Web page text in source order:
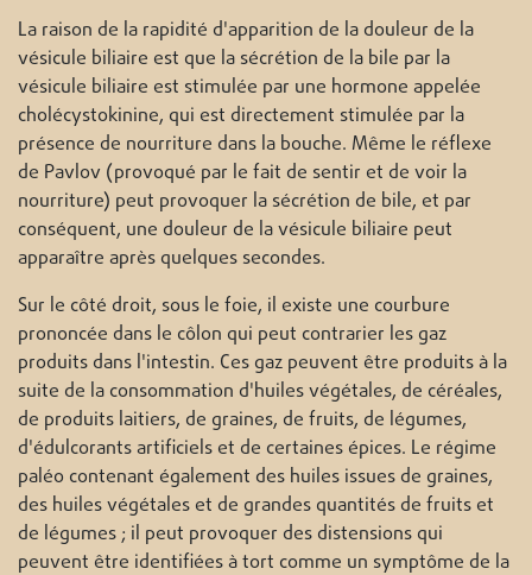
La raison de la rapidité d'apparition de la douleur de la
vésicule biliaire est que la sécrétion de la bile par la
vésicule biliaire est stimulée par une hormone appelée
cholécystokinine, qui est directement stimulée par la
présence de nourriture dans la bouche. Même le réflexe
de Pavlov (provoqué par le fait de sentir et de voir la
nourriture) peut provoquer la sécrétion de bile, et par
conséquent, une douleur de la vésicule biliaire peut
apparaître après quelques secondes.
Sur le côté droit, sous le foie, il existe une courbure
prononcée dans le côlon qui peut contrarier les gaz
produits dans l'intestin. Ces gaz peuvent être produits à la
suite de la consommation d'huiles végétales, de céréales,
de produits laitiers, de graines, de fruits, de légumes,
d'édulcorants artificiels et de certaines épices. Le régime
paléo contenant également des huiles issues de graines,
des huiles végétales et de grandes quantités de fruits et
de légumes ; il peut provoquer des distensions qui
peuvent être identifiées à tort comme un symptôme de la